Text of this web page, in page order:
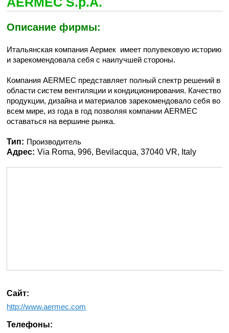
Описание фирмы:
Итальянская компания Аермек имеет полувековую историю
и зарекомендовала себя с наилучшей стороны.
Компания AERMEC представляет полный спектр решений в
области систем вентиляции и кондиционирования. Качество
продукции, дизайна и материалов зарекомендовало себя во
всем мире, из года в год позволяя компании AERMEC
оставаться на вершине рынка.
Тип: Производитель
Адрес: Via Roma, 996, Bevilacqua, 37040 VR, Italy
Сайт:
http://www.aermec.com
Телефоны: